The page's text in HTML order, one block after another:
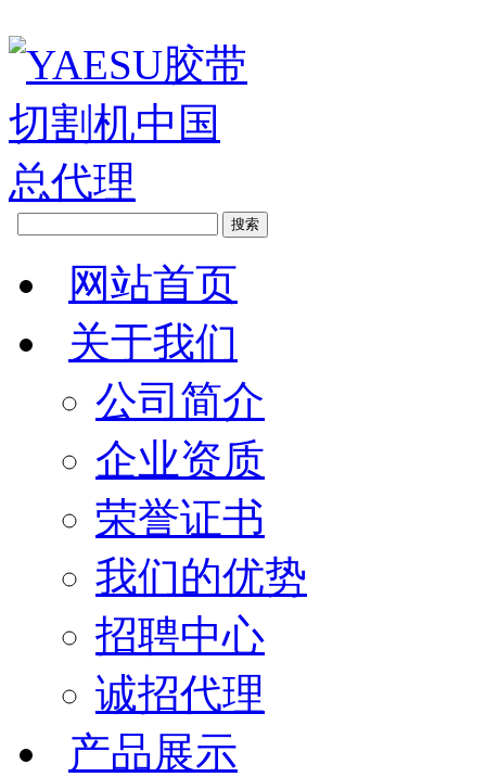
网站首页
关于我们
公司简介
企业资质
荣誉证书
我们的优势
招聘中心
诚招代理
产品展示